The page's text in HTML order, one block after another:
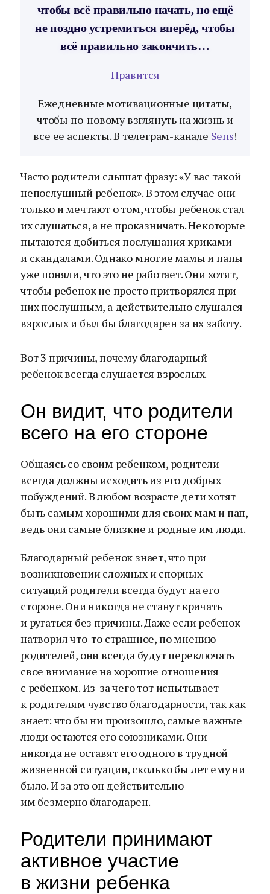
чтобы всё правильно начать, но ещё
не поздно устремиться вперёд, чтобы
всё правильно закончить…
Нравится
Ежедневные мотивационные цитаты,
чтобы по-новому взглянуть на жизнь и
все ее аспекты. В телеграм-канале Sens!
Часто родители слышат фразу: «У вас такой
непослушный ребенок». В этом случае они
только и мечтают о том, чтобы ребенок стал
их слушаться, а не проказничать. Некоторые
пытаются добиться послушания криками
и скандалами. Однако многие мамы и папы
уже поняли, что это не работает. Они хотят,
чтобы ребенок не просто притворялся при
них послушным, а действительно слушался
взрослых и был бы благодарен за их заботу.
Вот 3 причины, почему благодарный
ребенок всегда слушается взрослых.
Он видит, что родители
всего на его стороне
Общаясь со своим ребенком, родители
всегда должны исходить из его добрых
побуждений. В любом возрасте дети хотят
быть самым хорошими для своих мам и пап,
ведь они самые близкие и родные им люди.
Благодарный ребенок знает, что при
возникновении сложных и спорных
ситуаций родители всегда будут на его
стороне. Они никогда не станут кричать
и ругаться без причины. Даже если ребенок
натворил что-то страшное, по мнению
родителей, они всегда будут переключать
свое внимание на хорошие отношения
с ребенком. Из-за чего тот испытывает
к родителям чувство благодарности, так как
знает: что бы ни произошло, самые важные
люди остаются его союзниками. Они
никогда не оставят его одного в трудной
жизненной ситуации, сколько бы лет ему ни
было. И за это он действительно
им безмерно благодарен.
Родители принимают
активное участие
в жизни ребенка